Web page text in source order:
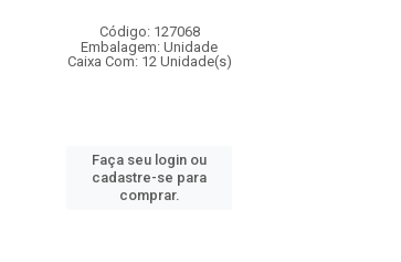
Código: 127068
Embalagem: Unidade
Caixa Com: 12 Unidade(s)
Faça seu login ou
cadastre-se para
comprar.